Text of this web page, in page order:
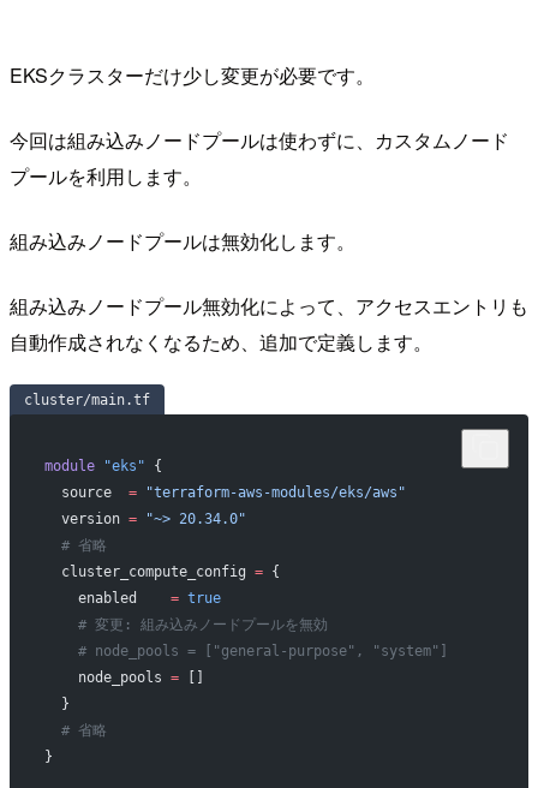
EKSクラスターだけ少し変更が必要です。
今回は組み込みノードプールは使わずに、カスタムノード
プールを利用します。
組み込みノードプールは無効化します。
組み込みノードプール無効化によって、アクセスエントリも
自動作成されなくなるため、追加で定義します。
cluster/main.tf
module "eks" {
  source
  =
"terraform-aws-modules/eks/aws"
  version
= "~> 20.34.0"
  # 省略
  cluster_compute_config
= {
    enabled
= true
    # 変更: 組み込みノードプールを無効
    # node_pools = ["general-purpose", "system"]
    node_pools
= []
  }
  # 省略
}